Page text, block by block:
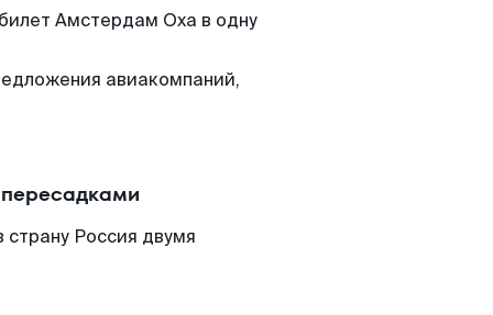
Амстердам Оха в одну
авиакомпаний,
Россия двумя